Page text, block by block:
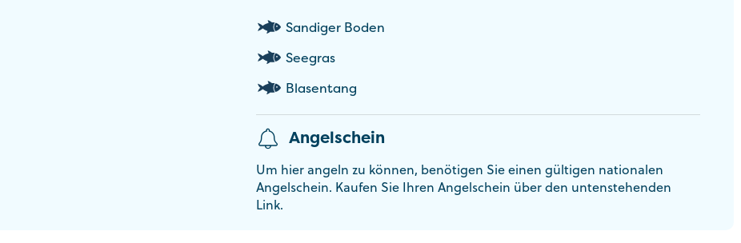
Sandiger Boden
Seegras
Blasentang
Angelschein
Um hier angeln zu können, benötigen Sie einen gültigen nationalen
Angelschein. Kaufen Sie Ihren Angelschein über den untenstehenden
Link.